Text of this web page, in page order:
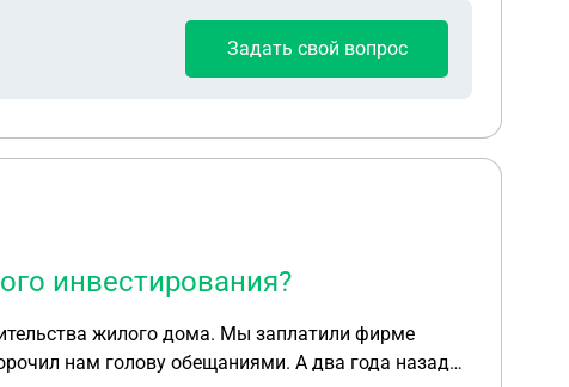
Задать свой вопрос
инвестирования?
нам голову обещаниями. А два года назад